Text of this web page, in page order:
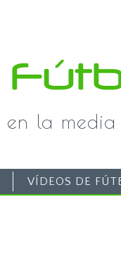
en la
VÍDEOS DE